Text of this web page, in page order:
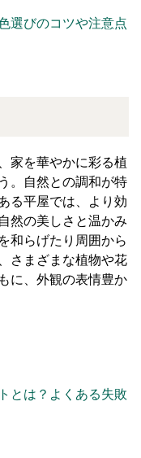
選びのコツや注意点
家を華やかに彩る植
。自然との調和が特
る平屋では、より効
然の美しさと温かみ
和らげたり周囲から
さまざまな植物や花
に、外観の表情豊か
とは？よくある失敗